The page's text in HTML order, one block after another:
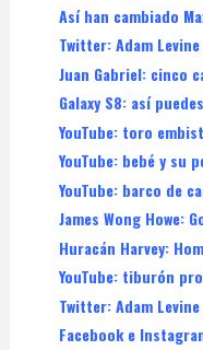
Así han cambiado
Twitter: Adam
Juan Gabriel: cinco
Galaxy S8: así
YouTube: toro
YouTube: bebé y su
YouTube: barco de
James Wong Howe:
Huracán Harvey:
YouTube: tiburón
Twitter: Adam
Facebook e